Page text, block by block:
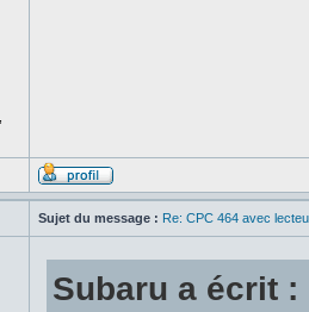
Sujet du message : Re: CPC 464 avec
Subaru a écrit :